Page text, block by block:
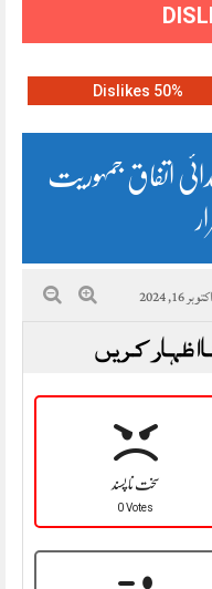
50% Dislikes
اتفاق جمہوریت
اکتوبر 16, 2024
اظہار کریں
سخت نا پسند
0 Votes